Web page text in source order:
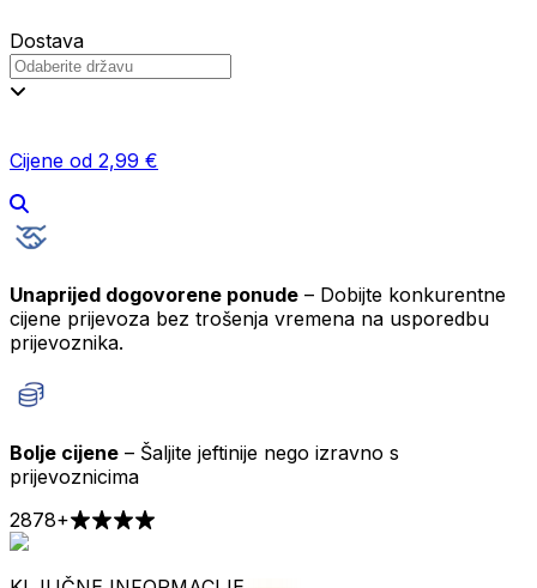
Dostava
Cijene od 2,99 €
Unaprijed dogovorene ponude – Dobijte konkurentne
cijene prijevoza bez trošenja vremena na usporedbu
prijevoznika.
Bolje cijene – Šaljite jeftinije nego izravno s
prijevoznicima
2878+